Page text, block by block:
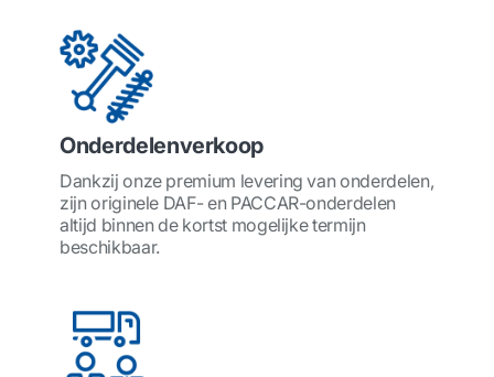
Onderdelenverkoop
Dankzij onze premium levering van onderdelen,
zijn originele DAF- en PACCAR-onderdelen
altijd binnen de kortst mogelijke termijn
beschikbaar.